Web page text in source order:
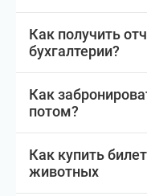
Как получить
бухгалтерии?
Как
потом?
Как купить
животных